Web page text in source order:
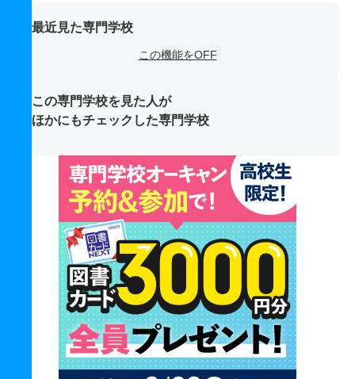
最近見た専門学校
この機能をOFF
この専門学校を見た人が
ほかにもチェックした専門学校